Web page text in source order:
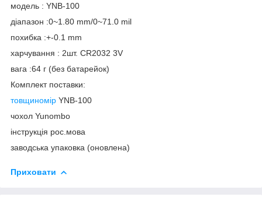
модель : YNB-100
діапазон :0~1.80 mm/0~71.0 mil
похибка :+-0.1 mm
харчування : 2шт. CR2032 3V
вага :64 г (без батарейок)
Комплект поставки:
товщиномір YNB-100
чохол Yunombo
інструкція рос.мова
заводська упаковка (оновлена)
Приховати